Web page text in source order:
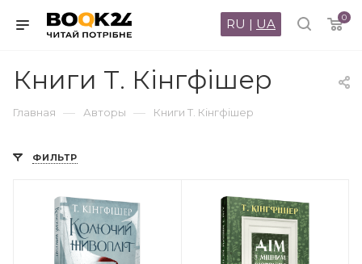
0
RU | UA
Книги Т. Кінгфішер
Главная — Авторы — Книги Т. Кінгфішер
ФИЛЬТР